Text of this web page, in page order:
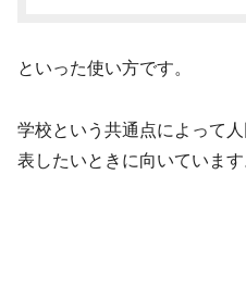
といった使い方です。
学校という共通点によって
表したいときに向いています